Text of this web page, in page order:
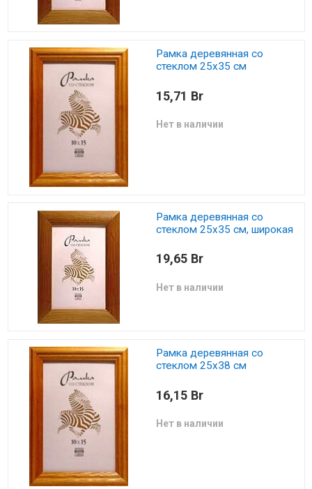
Рамка деревянная со
стеклом 25х35 см
15,71 Br
Нет в наличии
Рамка деревянная со
стеклом 25х35 см, широкая
19,65 Br
Нет в наличии
Рамка деревянная со
стеклом 25х38 см
16,15 Br
Нет в наличии